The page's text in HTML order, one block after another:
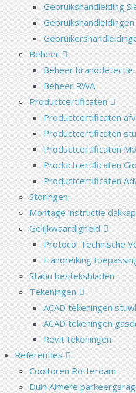
Gebruikshandleiding
Beheer
Beheer branddetectie
Beheer RWA
Productcertificaten
Productcertificaten
Productcertificaten
Productcertificaten
Productcertificaten
Productcertificaten
Storingen
Montage instructie dakkap
Gelijkwaardigheid
Protocol Technische
Handreiking
Stabu besteksbladen
Tekeningen
ACAD tekeningen
ACAD tekeningen
Revit tekeningen
Referenties
Cooltoren Rotterdam
Duin Almere